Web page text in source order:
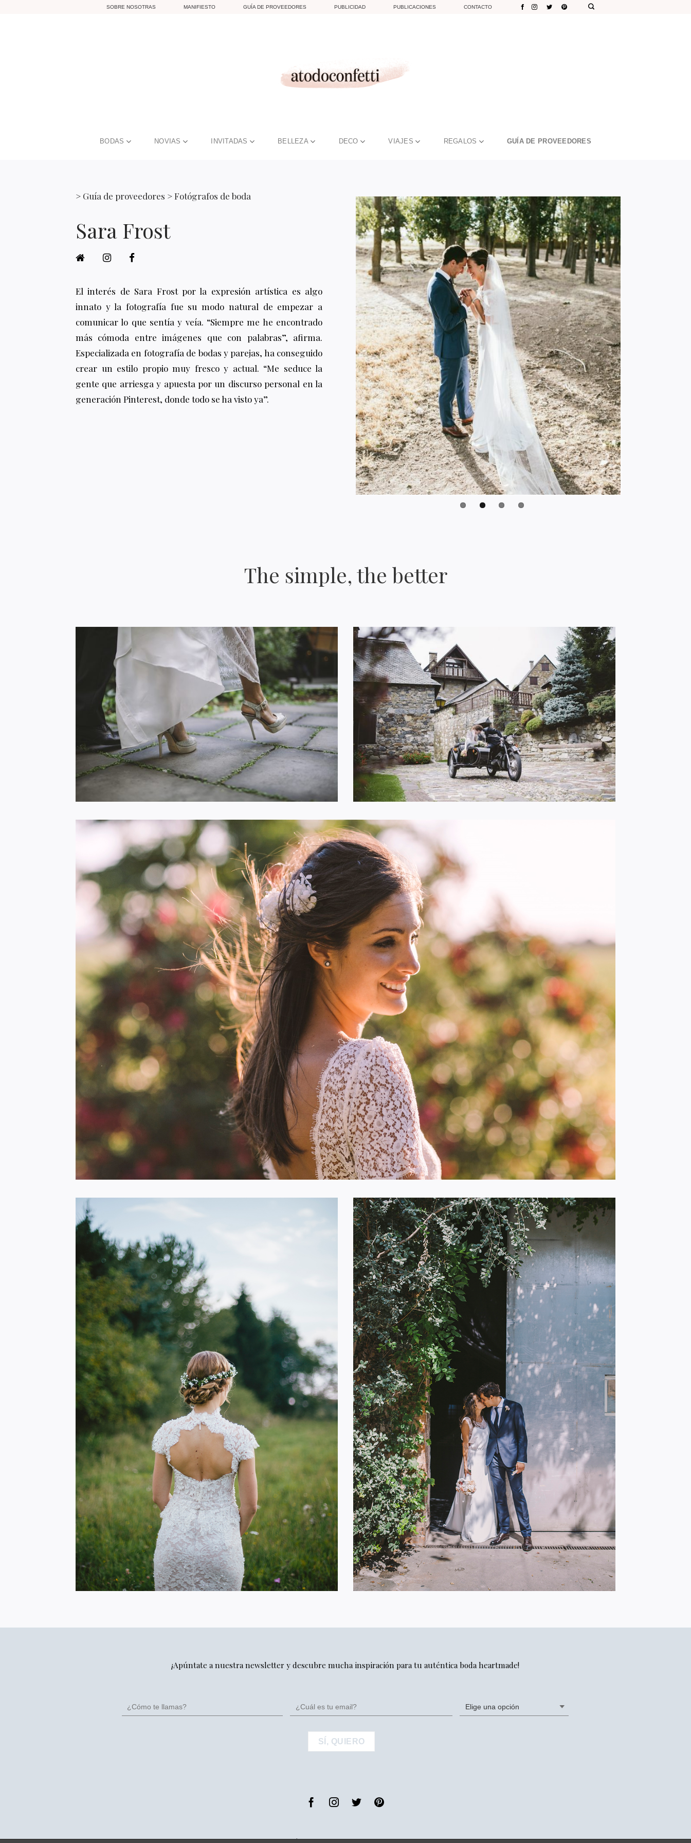
SOBRE NOSOTRAS MANIFIESTO GUÍA DE PROVEEDORES PUBLICIDAD PUBLICACIONES CONTACTO
BODAS NOVIAS INVITADAS BELLEZA DECO VIAJES REGALOS GUÍA DE PROVEEDORES
> Guía de proveedores >Fotógrafos de boda
Sara Frost
El interés de Sara Frost por la expresión artística es algo
innato y la fotografía fue su modo natural de empezar a
comunicar lo que sentía y veía. “Siempre me he encontrado
más cómoda entre imágenes que con palabras”, afirma.
Especializada en fotografía de bodas y parejas, ha conseguido
crear un estilo propio muy fresco y actual. “Me seduce la
gente que arriesga y apuesta por un discurso personal en la
generación Pinterest, donde todo se ha visto ya”.
The simple, the better
¡Apúntate a nuestra newsletter y descubre mucha inspiración para tu auténtica boda heartmade!